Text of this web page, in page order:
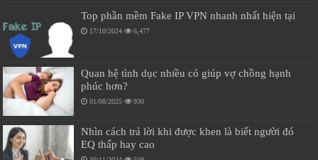
Top phần mềm Fake IP VPN nhanh nhất hiện tại
17/10/2024 6,477
Quan hệ tình dục nhiều có giúp vợ chồng hạnh
phúc hơn?
01/08/2025 930
Nhìn cách trả lời khi được khen là biết người đó
EQ thấp hay cao